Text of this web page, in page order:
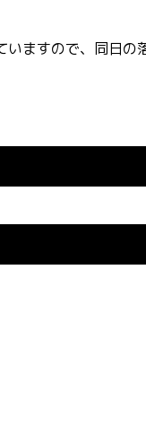
ますので、同日